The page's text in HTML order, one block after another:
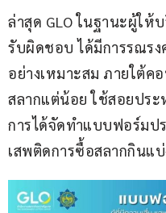
ล่าสุด GLO ในฐานะผู้ให้
รับผิดชอบ ได้มีการรณรง
อย่างเหมาะสม ภายใต้ค
สลากแต่น้อย ใช้สอยปร
การได้จัดทำแบบฟอร์มป
เสพติดการซื้อสลากกินแ